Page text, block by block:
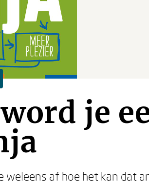
je
weleens af hoe het kan dat